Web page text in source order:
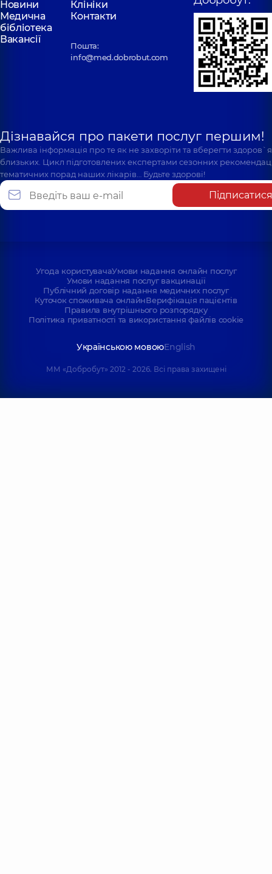
Новини
Клініки
Медична
бібліотека
Контакти
Вакансії
Пошта:
info@med.dobrobut.com
Дізнавайся про пакети послуг першим!
Важлива інформація про те як не захворіти та вберегти
близьких. Цикл підготовлених експертами сезонних
тематичних порад наших лікарів… Будьте здорові!
Підписатися
Угода користувачаУмови надання онлайн послуг
Умови надання послуг вакцинації
Публічний договір надання медичних послуг
Куточок споживача онлайнВерифікація пацієнтів
Правила внутрішнього розпорядку
Політика приватності та використання файлів cookie
Українською мовоюEnglish
ММ «Добробут» 2012 - 2026. Всі права захищені